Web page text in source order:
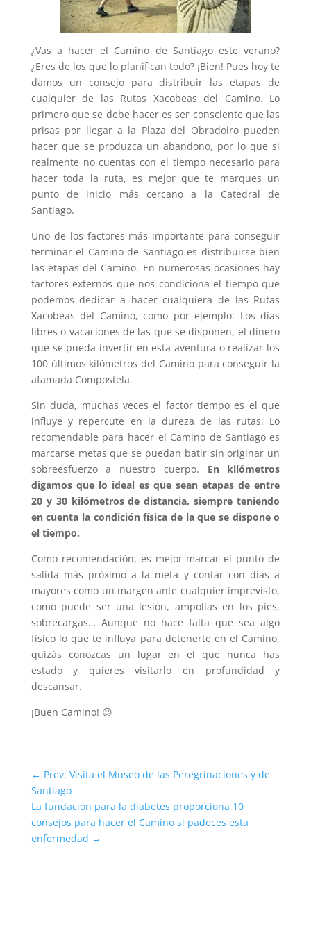
¿Vas a hacer el Camino de Santiago este verano?
¿Eres de los que lo planifican todo? ¡Bien! Pues hoy te
damos un consejo para distribuir las etapas de
cualquier de las Rutas Xacobeas del Camino. Lo
primero que se debe hacer es ser consciente que las
prisas por llegar a la Plaza del Obradoiro pueden
hacer que se produzca un abandono, por lo que si
realmente no cuentas con el tiempo necesario para
hacer toda la ruta, es mejor que te marques un
punto de inicio más cercano a la Catedral de
Santiago.
Uno de los factores más importante para conseguir
terminar el Camino de Santiago es distribuirse bien
las etapas del Camino. En numerosas ocasiones hay
factores externos que nos condiciona el tiempo que
podemos dedicar a hacer cualquiera de las Rutas
Xacobeas del Camino, como por ejemplo: Los días
libres o vacaciones de las que se disponen, el dinero
que se pueda invertir en esta aventura o realizar los
100 últimos kilómetros del Camino para conseguir la
afamada Compostela.
Sin duda, muchas veces el factor tiempo es el que
influye y repercute en la dureza de las rutas. Lo
recomendable para hacer el Camino de Santiago es
marcarse metas que se puedan batir sin originar un
sobreesfuerzo a nuestro cuerpo. En kilómetros
digamos que lo ideal es que sean etapas de entre
20 y 30 kilómetros de distancia, siempre teniendo
en cuenta la condición física de la que se dispone o
el tiempo.
Como recomendación, es mejor marcar el punto de
salida más próximo a la meta y contar con días a
mayores como un margen ante cualquier imprevisto,
como puede ser una lesión, ampollas en los pies,
sobrecargas… Aunque no hace falta que sea algo
físico lo que te influya para detenerte en el Camino,
quizás conozcas un lugar en el que nunca has
estado y quieres visitarlo en profundidad y
descansar.
¡Buen Camino! 😉
← Prev: Visita el Museo de las Peregrinaciones y de
Santiago
La fundación para la diabetes proporciona 10
consejos para hacer el Camino si padeces esta
enfermedad →